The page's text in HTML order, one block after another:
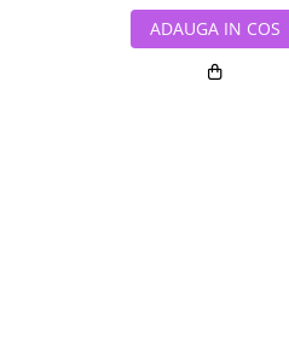
ADAUGA IN COS